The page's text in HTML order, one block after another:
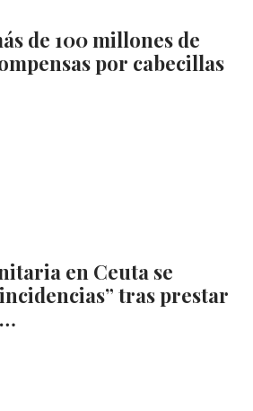
de 100 millones de
por cabecillas
en Ceuta se
tras prestar